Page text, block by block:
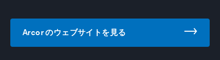
Arcor のウェブサイトを見る